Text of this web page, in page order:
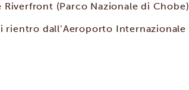
Riverfront (Parco Nazionale di Chobe)
rientro dall’Aeroporto Internazionale